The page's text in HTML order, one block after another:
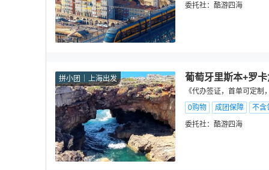
委托社： 酷游四海
拼小团 上海出发 葡萄牙里斯本+罗
《代办签证，首单可定
0购物
成团保障
不含
委托社： 酷游四海